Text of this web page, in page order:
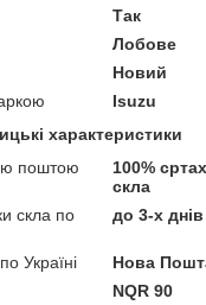
Так
Лобове
Новий
Isuzu
характеристики
поштою
100%
скла
скла по
до 3-х днів
Україні
Нова
NQR 90